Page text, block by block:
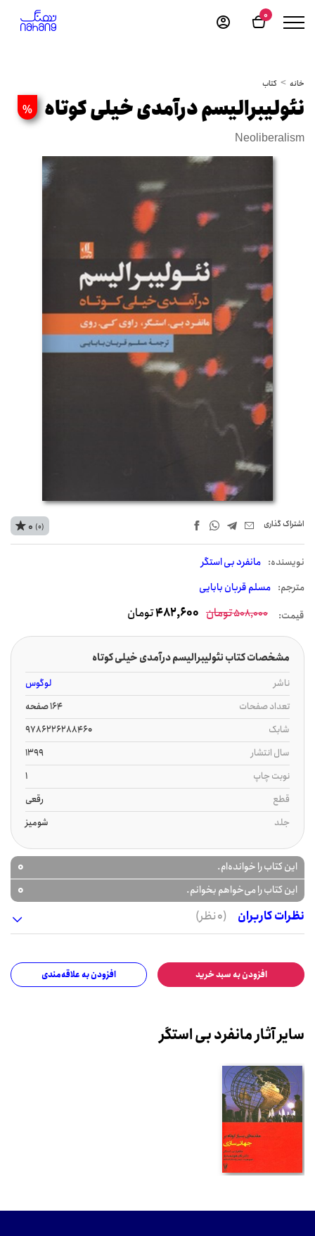
0
خانه کتاب
% نئولیبرالیسم درآمدی خیلی کوتاه
Neoliberalism
اشتراک‌ گذاری
نويسنده: مانفرد بی استگر
مترجم: مسلم قربان بابایی
0 (0)
قیمت: 508,000تومان 482,600تومان
مشخصات کتاب نئولیبرالیسم درآمدی خیلی کوتاه
ناشر
لوگوس
تعداد صفحات
164 صفحه
شابک
9786226288460
سال انتشار
1399
نوبت چاپ
1
قطع
رقعی
جلد
شومیز
این کتاب را خوانده‌ام. 0
این کتاب را می‌خواهم بخوانم.
0
نظرات کاربران
(0 نظر)
افزودن به سبد خرید افزودن به علاقه‌مندی
سایر آثار مانفرد بی استگر